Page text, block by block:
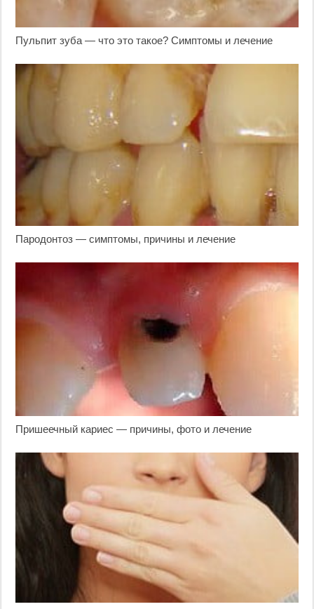
Пульпит зуба — что это такое? Симптомы и лечение
Пародонтоз — симптомы, причины и лечение
Пришеечный кариес — причины, фото и лечение